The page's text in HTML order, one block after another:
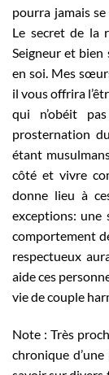
pourra jamais
Le secret de la
Seigneur et bien
en soi. Mes
il vous offrira
qui n’obéit
prosternation
étant
côté et vivre
donne lieu à
exceptions:
comportement
respectueux
aide ces
vie de couple
Note : Très
chronique